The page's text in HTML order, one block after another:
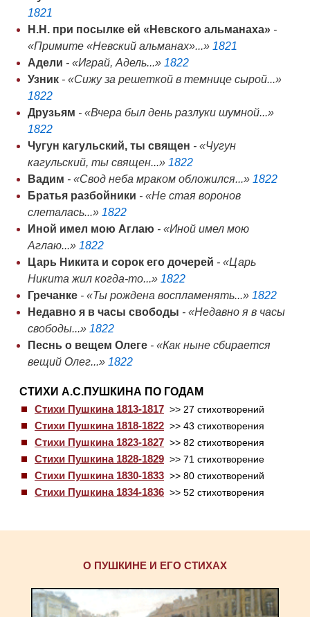
1821
Н.Н. при посылке ей «Невского альманаха» -
«Примите «Невский альманах»...» 1821
Адели - «Играй, Адель...» 1822
Узник - «Сижу за решеткой в темнице сырой...»
1822
Друзьям - «Вчера был день разлуки шумной...»
1822
Чугун кагульский, ты священ - «Чугун
кагульский, ты священ...» 1822
Вадим - «Свод неба мраком обложился...» 1822
Братья разбойники - «Не стая воронов
слеталась...» 1822
Иной имел мою Аглаю - «Иной имел мою
Аглаю...» 1822
Царь Никита и сорок его дочерей - «Царь
Никита жил когда-то...» 1822
Гречанке - «Ты рождена воспламенять...» 1822
Недавно я в часы свободы - «Недавно я в часы
свободы...» 1822
Песнь о вещем Олеге - «Как ныне сбирается
вещий Олег...» 1822
СТИХИ А.С.ПУШКИНА ПО ГОДАМ
Стихи Пушкина 1813-1817 >> 27 стихотворений
Стихи Пушкина 1818-1822 >> 43 стихотворения
Стихи Пушкина 1823-1827 >> 82 стихотворения
Стихи Пушкина 1828-1829 >> 71 стихотворение
Стихи Пушкина 1830-1833 >> 80 стихотворений
Стихи Пушкина 1834-1836 >> 52 стихотворения
О ПУШКИНЕ И ЕГО СТИХАХ